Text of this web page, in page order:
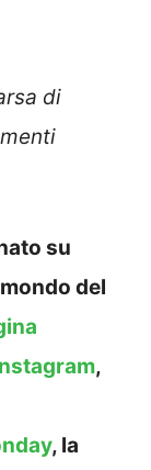
di
su
del
,
, la